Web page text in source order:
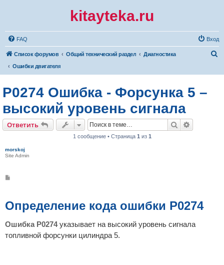
kitayteka.ru
FAQ Вход
Список форумов Общий технический раздел
Диагностика
Ошибки двигателя
P0274 Ошибка - Форсунка 5 –
высокий уровень сигнала
Ответить Поиск
1 сообщение • Страница 1 из 1
morskoj
Site Admin
щ
е
е
Определение кода ошибки P0274
Ошибка P0274указывает на высокий уровень сигнала
топливной форсунки цилиндра 5.